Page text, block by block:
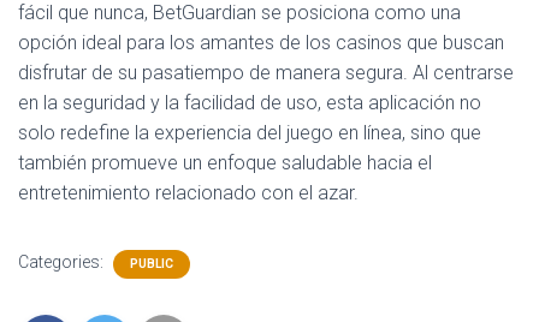
fácil que nunca, BetGuardian se posiciona como una
opción ideal para los amantes de los casinos que buscan
disfrutar de su pasatiempo de manera segura. Al centrarse
en la seguridad y la facilidad de uso, esta aplicación no
solo redefine la experiencia del juego en línea, sino que
también promueve un enfoque saludable hacia el
entretenimiento relacionado con el azar.
Categories: PUBLIC